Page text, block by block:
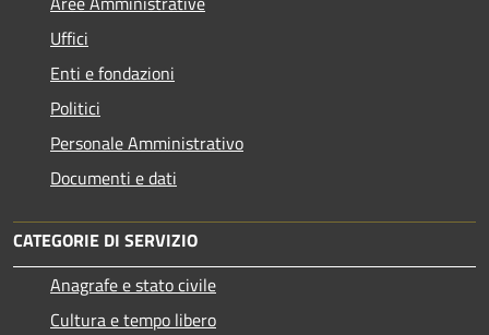
Uffici
Enti e fondazioni
Politici
Personale Amministrativo
Documenti e dati
CATEGORIE DI SERVIZIO
Anagrafe e stato civile
Cultura e tempo libero